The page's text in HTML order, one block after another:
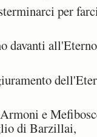
per
davanti
e
di Barzillai,